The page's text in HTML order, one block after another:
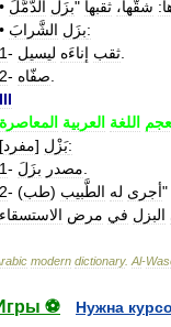
•
شقّها، ثقبها "بزَل الدُّمَّلَ
•
بزَلالشَّرابَ:
1- ثقب إناءَه ليسيل
2- صفّاه
III
اللغة العربية المعاصرة
بَزْل [مفرد]
:
1- مصدر بزَلَ
2- (طب) "أجرى له الطَّبيب
البزل في مرض الاستسقاء
modern dictionary. Al-
⚽
Нужна